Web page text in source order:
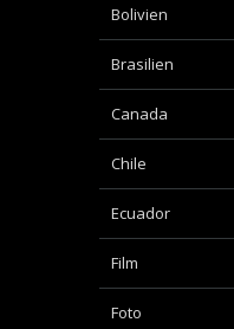
Bolivien
Brasilien
Canada
Chile
Ecuador
Film
Foto